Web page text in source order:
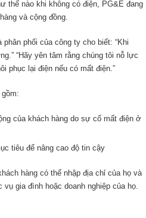
thế nào khi không có điện, PG&E đang
và cộng đồng.
phối của công ty cho biết: “Khi
“Hãy yên tâm rằng chúng tôi nỗ lực
phục lại điện nếu có mất điện.”
của khách hàng do sự cố mất điện ở
tiêu để nâng cao độ tin cậy
hàng có thể nhập địa chỉ của họ và
gia đình hoặc doanh nghiệp của họ.